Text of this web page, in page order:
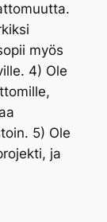
myös
4) Ole
5) Ole
ja